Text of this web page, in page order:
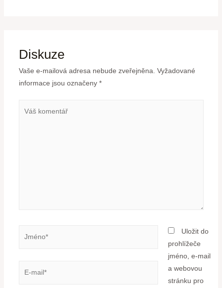
Diskuze
Vaše e-mailová adresa nebude zveřejněna. Vyžadované
informace jsou označeny *
Uložit do
prohlížeče
jméno, e-mail
a webovou
stránku pro